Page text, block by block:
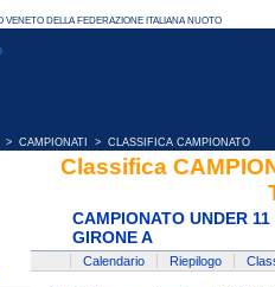
> CAMPIONATI > CLASSIFICA CAMPIONATO
Classifica
CAMPIONATO UNDER
GIRONE A
Calendario Riepilogo